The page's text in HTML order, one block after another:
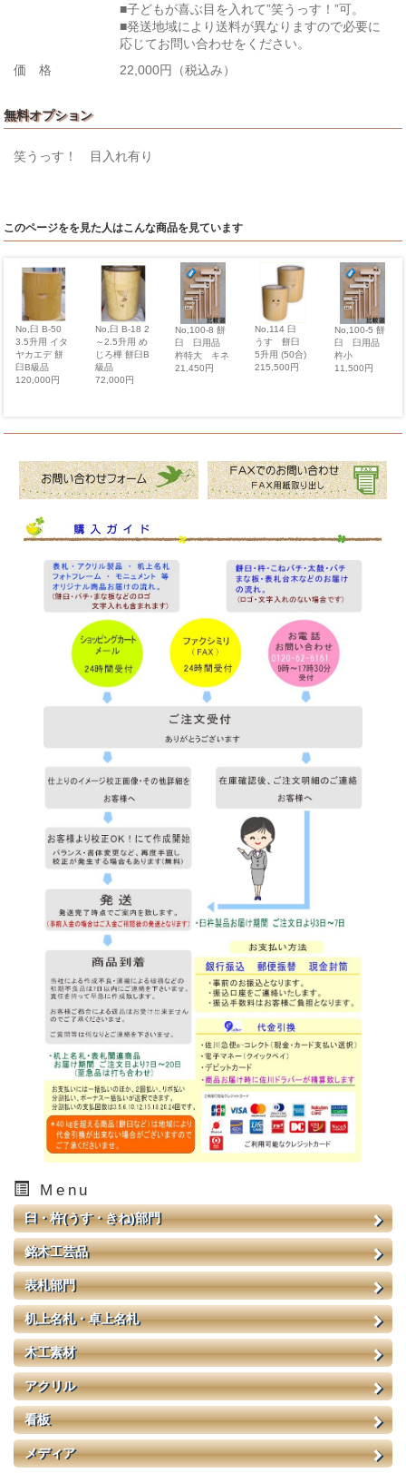
■子どもが喜ぶ目を入れて”笑うっす！”可。
■発送地域により送料が異なりますので必要に
応じてお問い合わせをください。
価 格
22,000円（税込み）
無料オプション
笑うっす！ 目入れ有り
このページをを見た人はこんな商品を見ています
No,臼 B-50
3.5升用 イタ
ヤカエデ 餅
臼B級品
120,000円
No,臼 B-18 2
～2.5升用 め
じろ樺 餅臼B
級品
72,000円
No,100-8 餅
臼 臼用品
杵特大 キネ
21,450円
No,114 臼
うす 餅臼
5升用 (50合)
215,500円
No,100-5 餅
臼 臼用品
杵小
11,500円
Menu
臼・杵(うす・きね)部門
銘木工芸品
表札部門
机上名札・卓上名札
木工素材
アクリル
看板
メディア